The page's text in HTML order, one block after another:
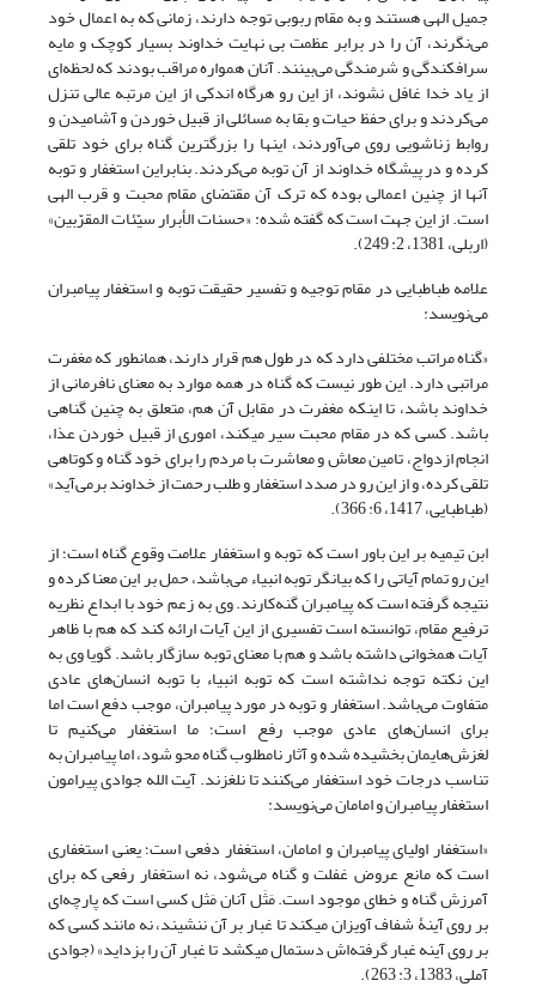
جمیل الهی هستند و به مقام ربوبی توجه دارند، زمانی که به اعمال خود
می‌نگرند، آن را در برابر عظمت بی نهایت خداوند بسیار کوچک و مایه
سرافکندگی و شرمندگی می‌بینند. آنان همواره مراقب بودند که لحظه‌ای
از یاد خدا غافل نشوند، از این رو هرگاه اندکی از این مرتبه عالی تنزل
می‌کردند و برای حفظ حیات و بقا به مسائلی از قبیل خوردن و آشامیدن و
روابط زناشویی روی می‌آوردند، اینها را بزرگترین گناه برای خود تلقی
کرده و در پیشگاه خداوند از آن توبه می‌کردند. بنابراین استغفار و توبه
آنها از چنین اعمالی بوده که ترک آن مقتضای مقام محبت و قرب الهی
است. از این جهت است که گفته شده: «حسنات الأبرار سیّئات المقرّبین»
(اربلی، 1381، 2: 249).
علامه طباطبایی در مقام توجیه و تفسیر حقیقت توبه و استغفار پیامبران
می‌نویسد:
«گناه مراتب مختلفی دارد که در طول هم قرار دارند، همانطور که مغفرت
مراتبی دارد. این طور نیست که گناه در همه موارد به معنای نافرمانی از
خداوند باشد، تا اینکه مغفرت در مقابل آن هم، متعلق به چنین گناهی
باشد. کسی که در مقام محبت سیر می‎کند، اموری از قبیل خوردن عذا،
انجام ازدواج، تامین معاش و معاشرت با مردم را برای خود گناه و کوتاهی
تلقی کرده، و از این رو در صدد استغفار و طلب رحمت از خداوند برمی‌آید»
(طباطبایی، 1417، 6: 366).
ابن تیمیه بر این باور است که توبه و استغفار علامت وقوع گناه است؛ از
این رو تمام آیاتی را که بیانگر توبه انبیاء می‌باشد، حمل بر این معنا کرده و
نتیجه گرفته است که پیامبران گنه‌کارند. وی به زعم خود با ابداع نظریه
ترفیع مقام، توانسته است تفسیری از این آیات ارائه کند که هم با ظاهر
آیات همخوانی داشته باشد و هم با معنای توبه سازگار باشد. گویا وی به
این نکته توجه نداشته است که توبه انبیاء با توبه انسان‌های عادی
متفاوت می‌باشد. استغفار و توبه در مورد پیامبران، موجب دفع است اما
برای انسان‌های عادی موجب رفع است؛ ما استغفار می‌کنیم تا
لغزش‌هایمان بخشیده شده و آثار نامطلوب گناه محو شود، اما پیامبران به
تناسب درجات خود استغفار می‌کنند تا نلغزند. آیت الله جوادی پیرامون
استغفار پیامبران و امامان می‌نویسد:
«استغفار اولیای پیامبران و امامان، استغفار دفعی است؛ یعنی استغفاری
است که مانع عروض غفلت و گناه می‌شود، نه استغفار رفعی که برای
آمرزش گناه و خطای موجود است. مَثَل آنان مَثل کسی است که پارچه‌ای
بر روی آینۀ شفاف آویزان می‎کند تا غبار بر آن ننشیند، نه مانند کسی که
بر روی آینه غبار گرفته‌اش دستمال می‎کشد تا غبار آن را بزداید» (جوادی
آملی، 1383، 3: 263).